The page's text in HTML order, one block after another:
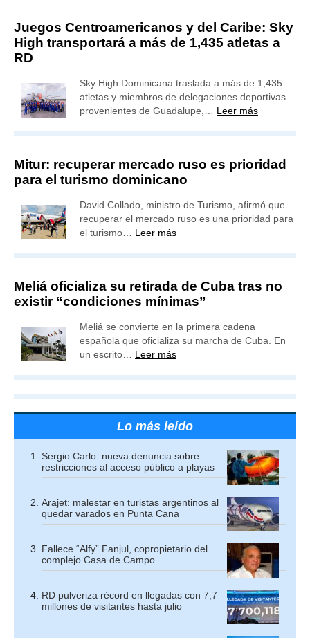
Juegos Centroamericanos y del Caribe: Sky
High transportará a más de 1,435 atletas a
RD
Sky High Dominicana traslada a más de 1,435
atletas y miembros de delegaciones deportivas
provenientes de Guadalupe,… Leer más
Mitur: recuperar mercado ruso es prioridad
para el turismo dominicano
David Collado, ministro de Turismo, afirmó que
recuperar el mercado ruso es una prioridad para
el turismo… Leer más
Meliá oficializa su retirada de Cuba tras no
existir “condiciones mínimas”
Meliá se convierte en la primera cadena
española que oficializa su marcha de Cuba. En
un escrito… Leer más
Lo más leído
Sergio Carlo: nueva denuncia sobre
restricciones al acceso público a playas
Arajet: malestar en turistas argentinos al
quedar varados en Punta Cana
Fallece “Alfy” Fanjul, copropietario del
complejo Casa de Campo
RD pulveriza récord en llegadas con 7,7
millones de visitantes hasta julio